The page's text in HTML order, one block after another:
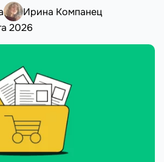
Ирина Компанец
2026